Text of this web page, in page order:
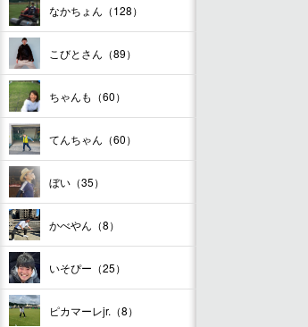
なかちょん（128）
こびとさん（89）
ちゃんも（60）
てんちゃん（60）
ぼい（35）
かべやん（8）
いそぴー（25）
ピカマーレjr.（8）